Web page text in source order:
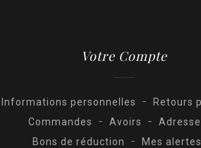
Votre Compte
Informations personnelles
Retours
Commandes
Avoirs
Bons de réduction
Mes alertes